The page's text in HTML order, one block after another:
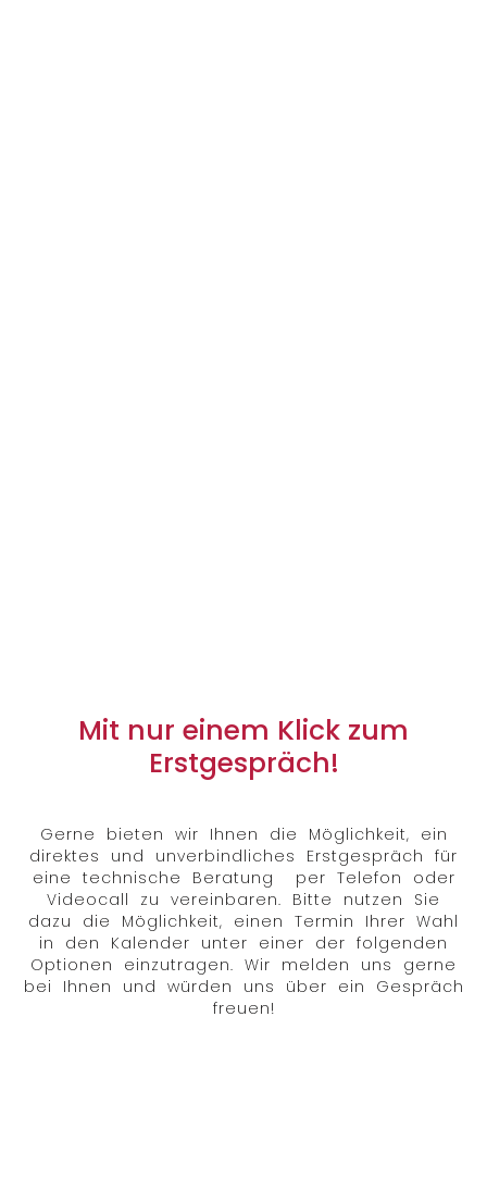
Mit nur einem Klick zum
Erstgespräch!
Gerne bieten wir Ihnen die Möglichkeit, ein
direktes und unverbindliches Erstgespräch für
eine technische Beratung per Telefon oder
Videocall zu vereinbaren. Bitte nutzen Sie
dazu die Möglichkeit, einen Termin Ihrer Wahl
in den Kalender unter einer der folgenden
Optionen einzutragen. Wir melden uns gerne
bei Ihnen und würden uns über ein Gespräch
freuen!